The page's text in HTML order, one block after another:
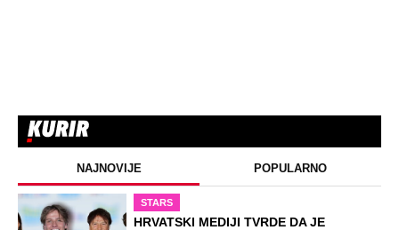
NAJNOVIJE POPULARNO
STARS
HRVATSKI MEDIJI TVRDE DA JE